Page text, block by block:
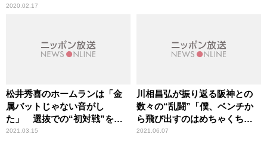
2020.02.17
松井秀喜のホームランは「金
属バットじゃない音がし
た」 選抜での“初対戦”を井
端弘和が振り返る
2021.03.15
川相昌弘が振り返る阪神との
数々の“乱闘”「僕、ベンチか
ら飛び出すのはめちゃくちゃ
早かった（笑）」
2021.06.07